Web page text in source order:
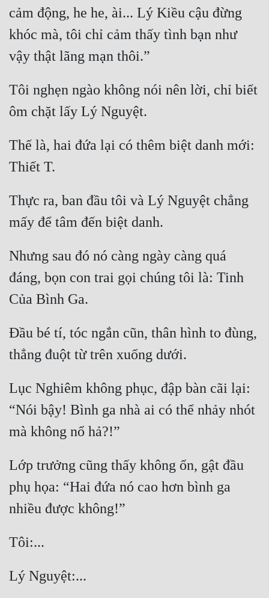
Linh Dị
Làm Giàu
Lịch Sử
Mưu Mô
Mạt Thế
Nữ Cường
Nữ Phụ
Phong Thủy - Tâm Linh
Phương Tây
Phản Phái
Quân Sự
Sắc
Tiên Hiệp
Tiểu Thuyết
Trinh Thám
Triều Đấu
cảm động, he he, ài... Lý Kiều cậu đừng
khóc mà, tôi chỉ cảm thấy tình bạn như
vậy thật lãng mạn thôi.”
Tôi nghẹn ngào không nói nên lời, chỉ biết
ôm chặt lấy Lý Nguyệt.
Thế là, hai đứa lại có thêm biệt danh mới:
Thiết T.
Thực ra, ban đầu tôi và Lý Nguyệt chẳng
mấy để tâm đến biệt danh.
Nhưng sau đó nó càng ngày càng quá
đáng, bọn con trai gọi chúng tôi là: Tinh
Của Bình Ga.
Đầu bé tí, tóc ngắn cũn, thân hình to đùng,
thẳng đuột từ trên xuống dưới.
Lục Nghiêm không phục, đập bàn cãi lại:
“Nói bậy! Bình ga nhà ai có thể nhảy nhót
mà không nổ hả?!”
Lớp trưởng cũng thấy không ổn, gật đầu
phụ họa: “Hai đứa nó cao hơn bình ga
nhiều được không!”
Tôi:...
Lý Nguyệt:...